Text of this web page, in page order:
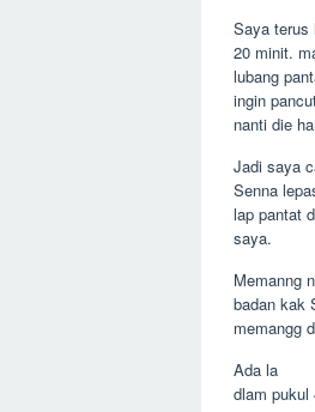
Saya terus
20 minit.
lubang
ingin
nanti die
Jadi saya
Senna
lap pantat
saya.
Memanng
badan kak
memangg
Ada la
dlam pukul